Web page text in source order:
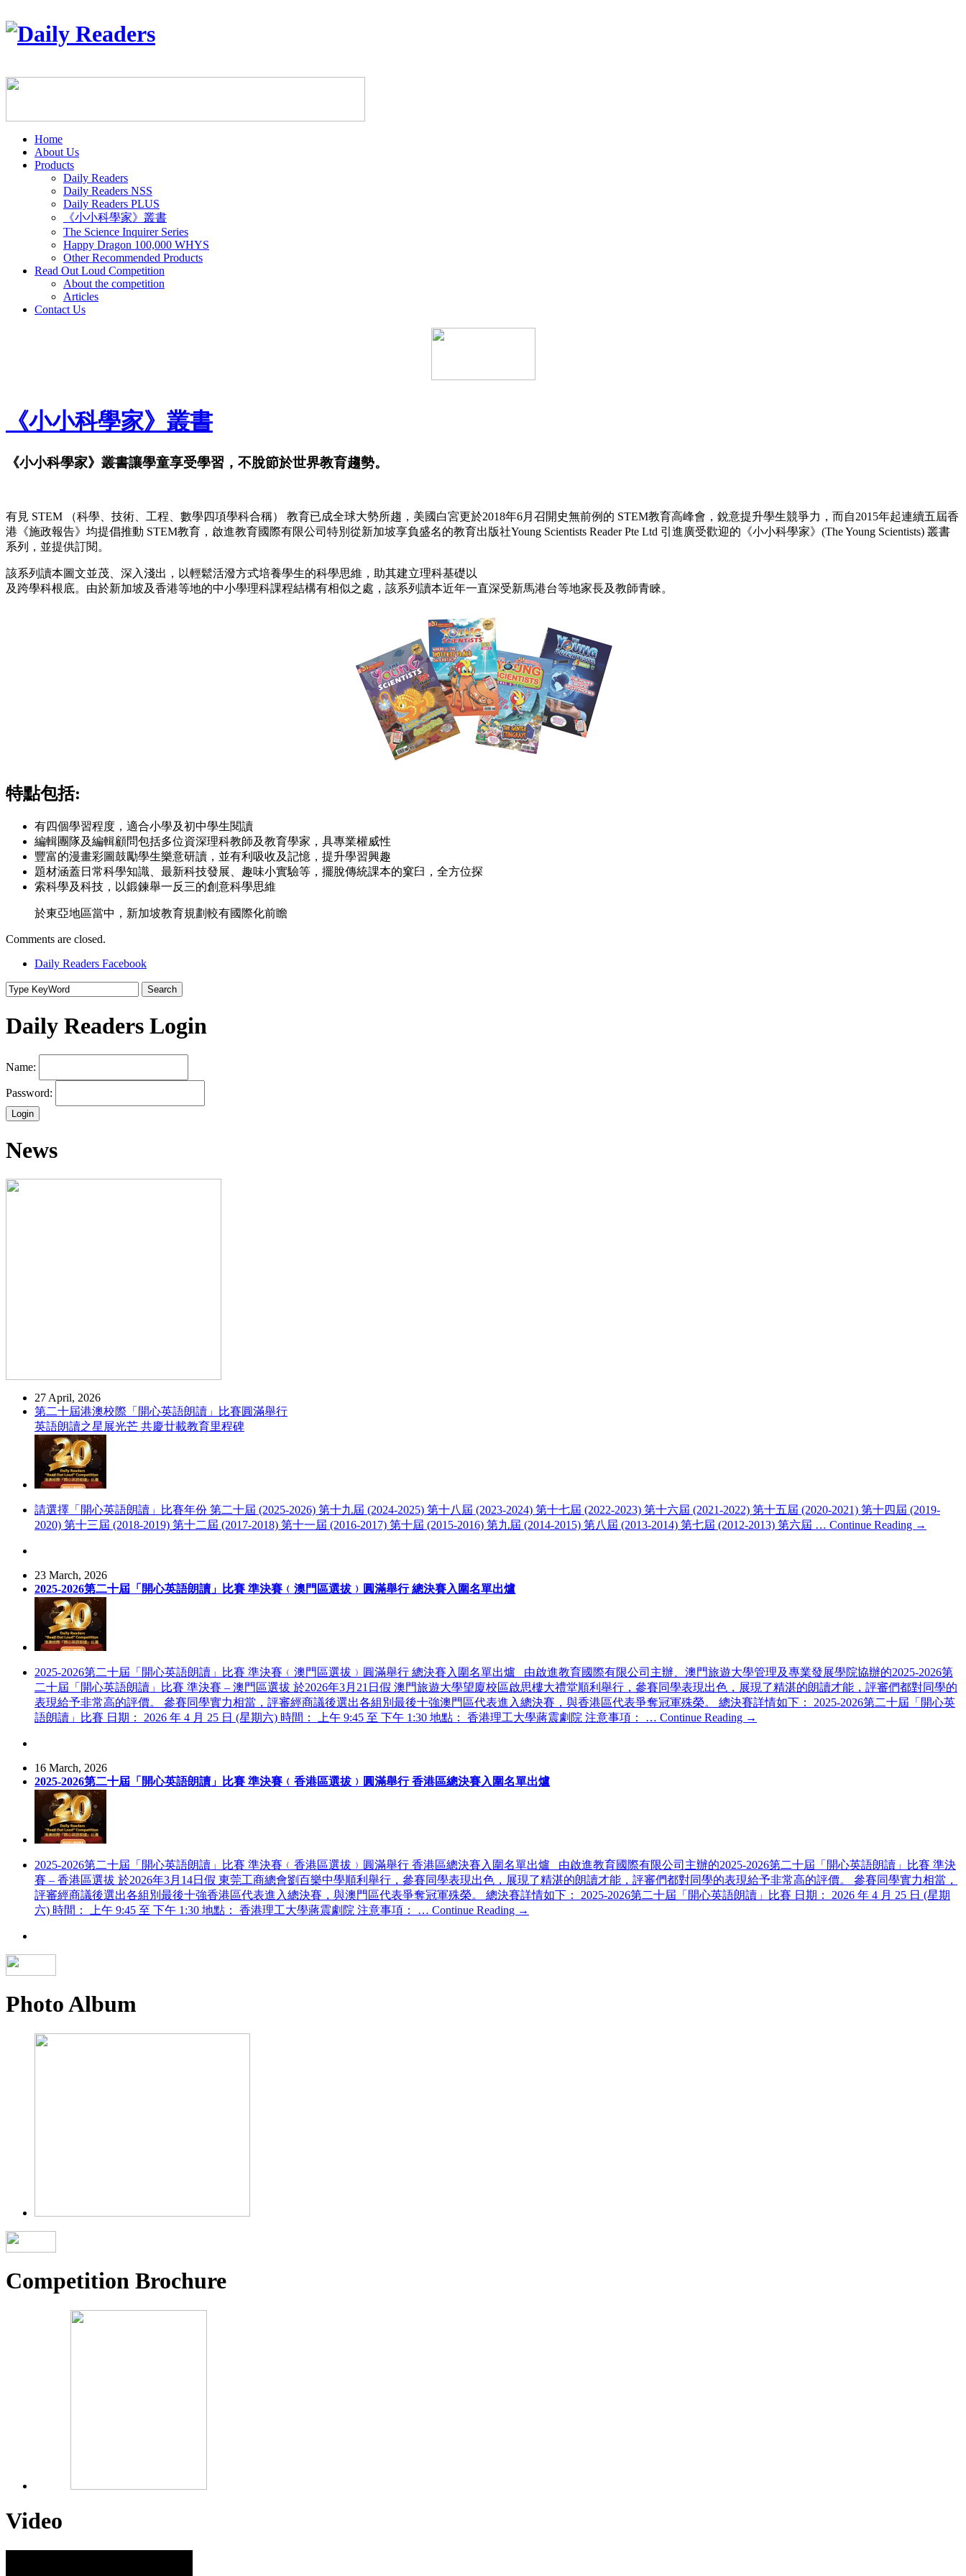
Home
About Us
Products
Daily Readers
Daily Readers NSS
Daily Readers PLUS
《小小科學家》叢書
The Science Inquirer Series
Happy Dragon 100,000 WHYS
Other Recommended Products
Read Out Loud Competition
About the competition
Articles
Contact Us
《小小科學家》叢書
《小小科學家》叢書讓學童享受學習，不脫節於世界教育趨勢。
有見 STEM （科學、技術、工程、數學四項學科合稱） 教育已成全球大勢所趨，美國白宮更於2018年6月召開史無前例的 STEM教育高峰會，銳意提升學生競爭力，而自2015年起連續五屆香
港《施政報告》均提倡推動 STEM教育，啟進教育國際有限公司特別從新加坡享負盛名的教育出版社Young Scientists Reader Pte Ltd 引進廣受歡迎的《小小科學家》(The Young Scientists) 叢書
系列，並提供訂閱。
該系列讀本圖文並茂、深入淺出，以輕鬆活潑方式培養學生的科學思維，助其建立理科基礎以
及跨學科根底。由於新加坡及香港等地的中小學理科課程結構有相似之處，該系列讀本近年一直深受新馬港台等地家長及教師青睞。
特點包括:
有四個學習程度，適合小學及初中學生閱讀
編輯團隊及編輯顧問包括多位資深理科教師及教育學家，具專業權威性
豐富的漫畫彩圖鼓勵學生樂意研讀，並有利吸收及記憶，提升學習興趣
題材涵蓋日常科學知識、最新科技發展、趣味小實驗等，擺脫傳統課本的窠臼，全方位探
索科學及科技，以鍛鍊舉一反三的創意科學思維
於東亞地區當中，新加坡教育規劃較有國際化前瞻
Comments are closed.
Daily Readers Facebook
Search
Daily Readers Login
Name:
Password:
News
27 April, 2026
第二十屆港澳校際「開心英語朗讀」比賽圓滿舉行
英語朗讀之星展光芒 共慶廿載教育里程碑
請選擇「開心英語朗讀」比賽年份 第二十屆 (2025-2026) 第十九屆 (2024-2025) 第十八屆 (2023-2024) 第十七屆 (2022-2023) 第十六屆 (2021-2022) 第十五屆 (2020-2021) 第十四屆 (2019-
2020) 第十三屆 (2018-2019) 第十二屆 (2017-2018) 第十一屆 (2016-2017) 第十屆 (2015-2016) 第九屆 (2014-2015) 第八屆 (2013-2014) 第七屆 (2012-2013) 第六屆 … Continue Reading →
23 March, 2026
2025-2026第二十屆「開心英語朗讀」比賽 準決賽﹙澳門區選拔﹚圓滿舉行 總決賽入圍名單出爐
2025-2026第二十屆「開心英語朗讀」比賽 準決賽﹙澳門區選拔﹚圓滿舉行 總決賽入圍名單出爐 由啟進教育國際有限公司主辦、澳門旅遊大學管理及專業發展學院協辦的2025-2026第
二十屆「開心英語朗讀」比賽 準決賽 – 澳門區選拔 於2026年3月21日假 澳門旅遊大學望廈校區啟思樓大禮堂順利舉行，參賽同學表現出色，展現了精湛的朗讀才能，評審們都對同學的
表現給予非常高的評價。 參賽同學實力相當，評審經商議後選出各組別最後十強澳門區代表進入總決賽，與香港區代表爭奪冠軍殊榮。 總決賽詳情如下： 2025-2026第二十屆「開心英
語朗讀」比賽 日期： 2026 年 4 月 25 日 (星期六) 時間： 上午 9:45 至 下午 1:30 地點： 香港理工大學蔣震劇院 注意事項： … Continue Reading →
16 March, 2026
2025-2026第二十屆「開心英語朗讀」比賽 準決賽﹙香港區選拔﹚圓滿舉行 香港區總決賽入圍名單出爐
2025-2026第二十屆「開心英語朗讀」比賽 準決賽﹙香港區選拔﹚圓滿舉行 香港區總決賽入圍名單出爐 由啟進教育國際有限公司主辦的2025-2026第二十屆「開心英語朗讀」比賽 準決
賽 – 香港區選拔 於2026年3月14日假 東莞工商總會劉百樂中學順利舉行，參賽同學表現出色，展現了精湛的朗讀才能，評審們都對同學的表現給予非常高的評價。 參賽同學實力相當，
評審經商議後選出各組別最後十強香港區代表進入總決賽，與澳門區代表爭奪冠軍殊榮。 總決賽詳情如下： 2025-2026第二十屆「開心英語朗讀」比賽 日期： 2026 年 4 月 25 日 (星期
六) 時間： 上午 9:45 至 下午 1:30 地點： 香港理工大學蔣震劇院 注意事項： … Continue Reading →
Photo Album
Competition Brochure
Video